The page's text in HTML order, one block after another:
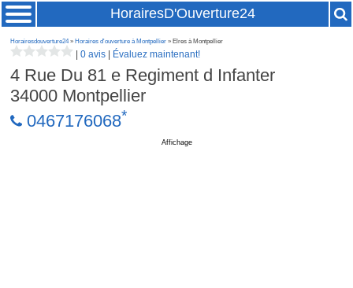
HorairesD'Ouverture24
Horairesdouverture24» Horaires d'ouverture à Montpellier » Elres à Montpellier
|0 avis Évaluez maintenant!
4 Rue Du 81 e Regiment d Infanter
34000 Montpellier
0467176068*
Affichage